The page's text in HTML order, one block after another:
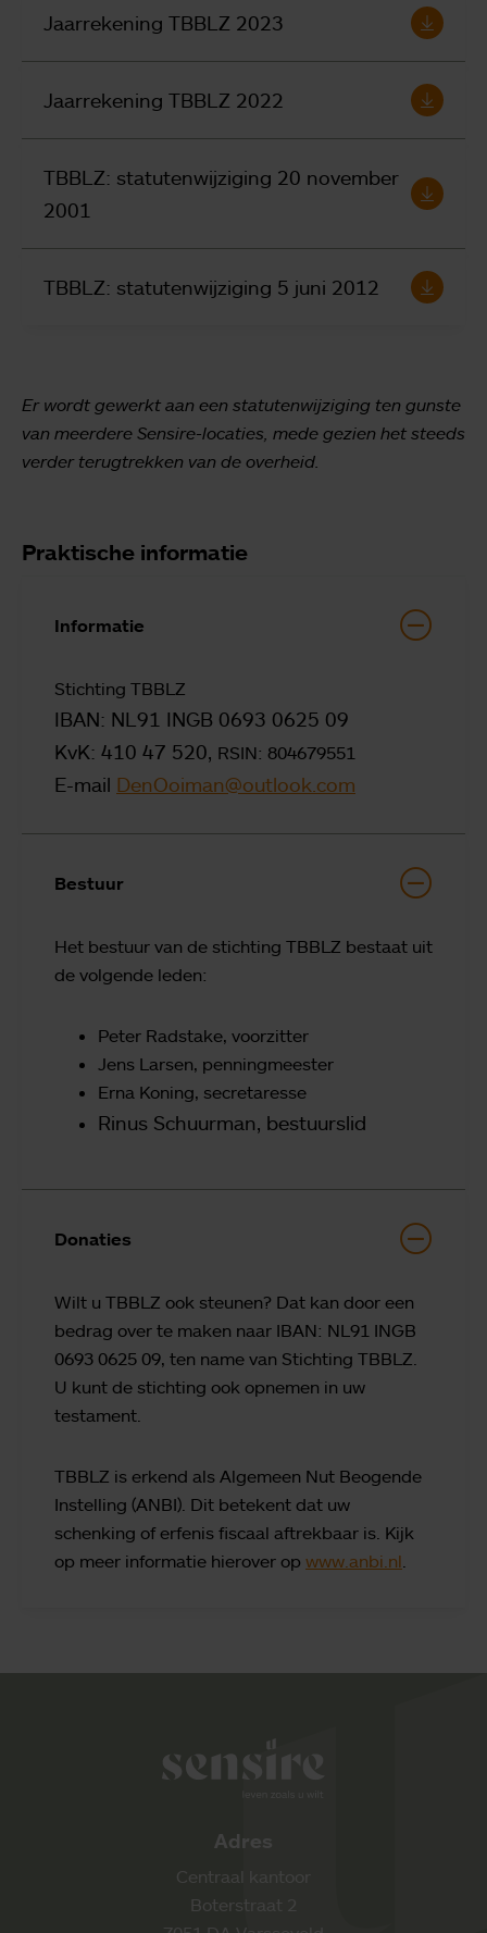
Jaarrekening TBBLZ 2023
Jaarrekening TBBLZ 2022
TBBLZ: statutenwijziging 20 november
2001
TBBLZ: statutenwijziging 5 juni 2012
Er wordt gewerkt aan een statutenwijziging ten gunste
van meerdere Sensire-locaties, mede gezien het steeds
verder terugtrekken van de overheid.
Praktische informatie
Informatie
Stichting TBBLZ
IBAN: NL91 INGB 0693 0625 09
KvK: 410 47 520, RSIN: 804679551
E-mail DenOoiman@outlook.com
Bestuur
Het bestuur van de stichting TBBLZ bestaat uit
de volgende leden:
Peter Radstake, voorzitter
Jens Larsen, penningmeester
Erna Koning, secretaresse
Rinus Schuurman, bestuurslid
Donaties
Wilt u TBBLZ ook steunen? Dat kan door een
bedrag over te maken naar IBAN: NL91 INGB
0693 0625 09, ten name van Stichting TBBLZ.
U kunt de stichting ook opnemen in uw
testament.
TBBLZ is erkend als Algemeen Nut Beogende
Instelling (ANBI). Dit betekent dat uw
schenking of erfenis fiscaal aftrekbaar is. Kijk
op meer informatie hierover op www.anbi.nl
Adres
Centraal kantoor
Boterstraat 2